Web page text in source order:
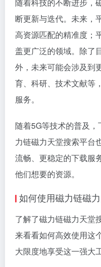
断更新与迭代。未来，
高资源匹配的精准度；
盖更广泛的领域。除了
外，未来可能会涉及到
育、科研、技术文献等
服务。
随着5G等技术的普及
力链磁力天堂搜索平台
流畅、更稳定的下载服
他们想要的资源。
如何使用磁力链磁
了解了磁力链磁力天堂
来看看如何高效使用这
大限度地享受这一强大